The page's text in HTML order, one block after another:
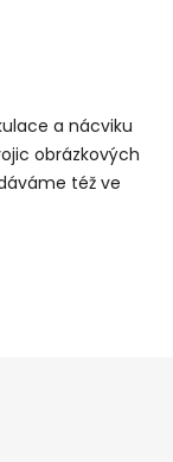
a nácviku
obrázkových
též ve